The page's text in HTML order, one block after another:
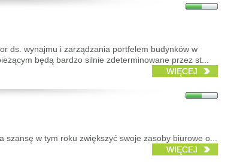
ds. wynajmu i zarządzania portfelem budynków w
będą bardzo silnie zdeterminowane przez st...
WIĘCEJ
w tym roku zwiększyć swoje zasoby biurowe o...
WIĘCEJ